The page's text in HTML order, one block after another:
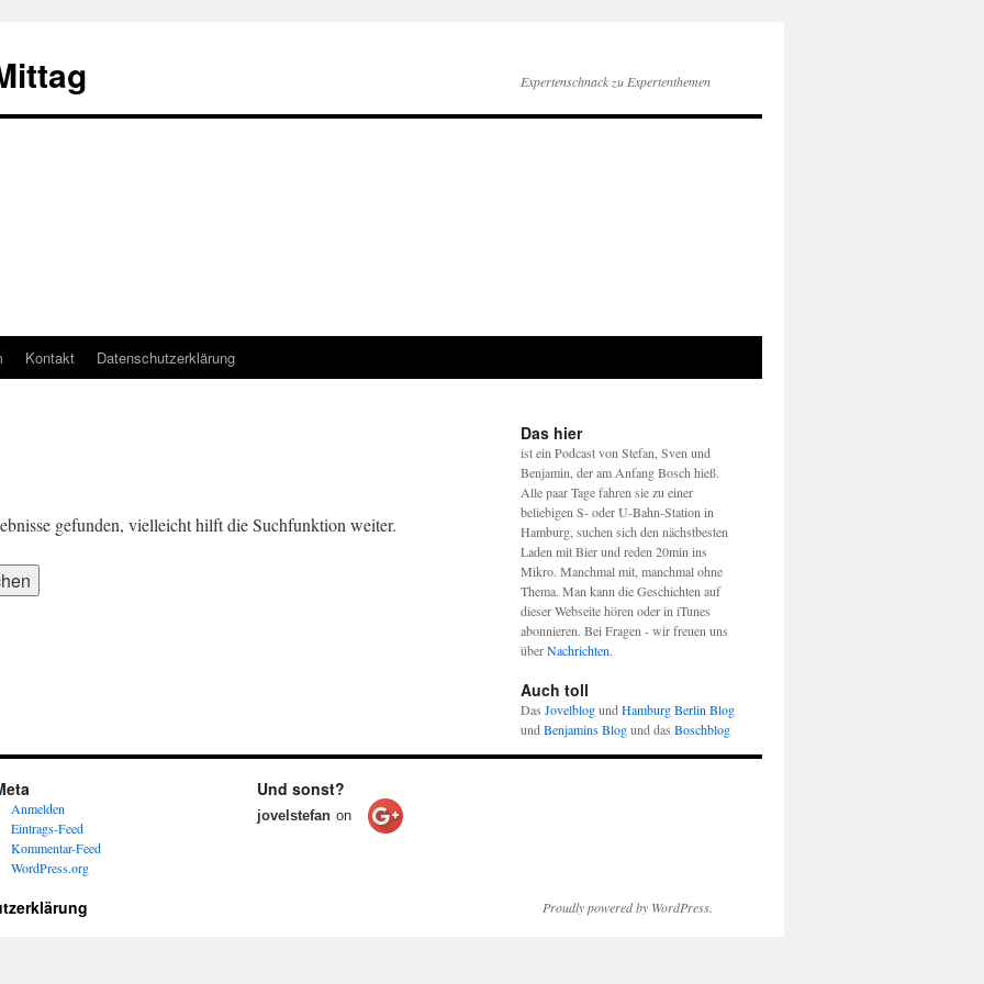
Expertenschnack zu Expertenthemen
Kontakt Datenschutzerklärung
gefunden, vielleicht hilft die Suchfunktion weiter.
Das hier
ist ein Podcast von Stefan, Sven und
Benjamin, der am Anfang Bosch hieß.
Alle paar Tage fahren sie zu einer
beliebigen S- oder U-Bahn-Station in
Hamburg, suchen sich den nächstbesten
Laden mit Bier und reden 20min ins
Mikro. Manchmal mit, manchmal ohne
Thema. Man kann die Geschichten auf
dieser Webseite hören oder in iTunes
abonnieren. Bei Fragen - wir freuen uns
überNachrichten.
Auch toll
Das Jovelblogund Hamburg Berlin Blog
und Benjamins Blogund das Boschblog
Anmelden
Eintrags-Feed
Kommentar-Feed
WordPress.org
Und sonst?
jovelstefan on
Proudly powered by WordPress.